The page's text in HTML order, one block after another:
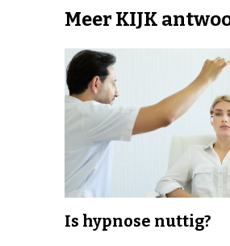
Meer KIJK
Is hypnose nuttig?